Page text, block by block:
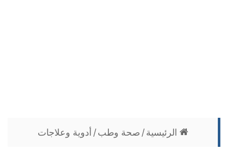
الرئيسية / صحة وطب / أدوية وعلاجات